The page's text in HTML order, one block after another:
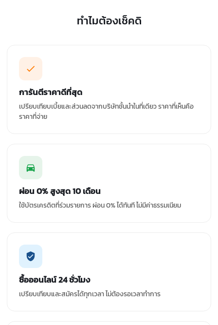
ทำไมต้องเช็คดิ
การันตีราคาดีที่สุด
เปรียบเทียบเบี้ยและส่วนลดจากบริษัทชั้นนำในที่เดียว ราคาที่เห็นคือ
ราคาที่จ่าย
ผ่อน 0% สูงสุด 10 เดือน
ใช้บัตรเครดิตที่ร่วมรายการ ผ่อน 0% ได้ทันที ไม่มีค่าธรรมเนียม
ซื้อออนไลน์ 24 ชั่วโมง
เปรียบเทียบและสมัครได้ทุกเวลา ไม่ต้องรอเวลาทำการ